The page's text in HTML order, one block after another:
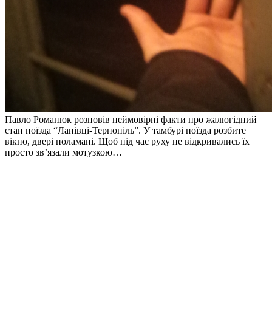
Павло Романюк розповів неймовірні факти про жалюгідний
стан поїзда “Ланівці-Тернопіль”. У тамбурі поїзда розбите
вікно, двері поламані. Щоб під час руху не відкривались їх
просто зв’язали мотузкою…